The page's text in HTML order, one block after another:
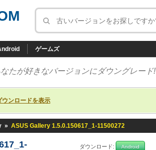
ゲームズ
たが好きなバージョンにダウングレード!
ウンロードを表示
» ASUS Gallery 1.5.0.150617_1-11500272
ダウンロード: Android